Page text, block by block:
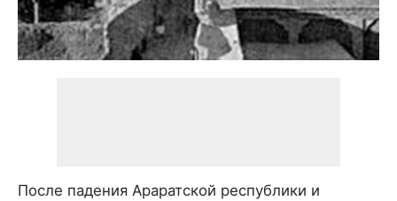
После падения Араратской республики и